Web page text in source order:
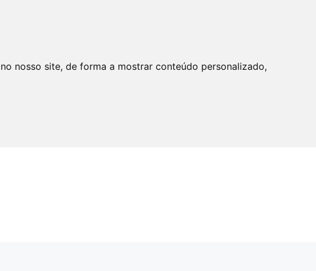
nosso site, de forma a mostrar conteúdo personalizado,